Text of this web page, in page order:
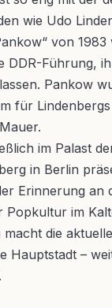
wie Udo
von
DDR-Führung,
Pankow
für
im Palast
in Berlin
Erinnerung an
Popkultur im
die
Hauptstadt –